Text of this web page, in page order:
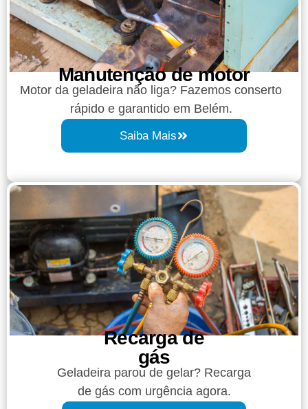
Manutenção de motor
Motor da geladeira não liga? Fazemos conserto
rápido e garantido em Belém.
Saiba Mais
Recarga de
gás
Geladeira parou de gelar? Recarga
de gás com urgência agora.